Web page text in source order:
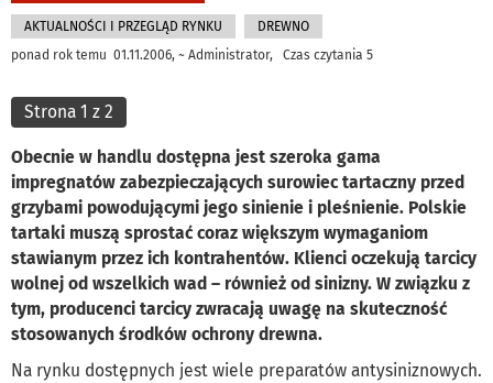
AKTUALNOŚCI I PRZEGLĄD RYNKU
DREWNO
ponad rok temu 01.11.2006, ~ Administrator, Czas czytania 5
Strona 1 z 2
Obecnie w handlu dostępna jest szeroka gama
impregnatów zabezpieczających surowiec tartaczny przed
grzybami powodującymi jego sinienie i pleśnienie. Polskie
tartaki muszą sprostać coraz większym wymaganiom
stawianym przez ich kontrahentów. Klienci oczekują tarcicy
wolnej od wszelkich wad – również od sinizny. W związku z
tym, producenci tarcicy zwracają uwagę na skuteczność
stosowanych środków ochrony drewna.
Na rynku dostępnych jest wiele preparatów antysiniznowych.